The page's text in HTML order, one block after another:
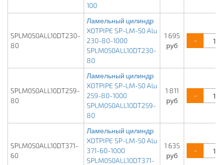
100
SPLM050ALL10DT230-
80
Ламельный цилиндр
XOTPIPE SP-LM-50 Alu
230-80-1000
SPLM050ALL10DT230-
80
1 695
руб
-
SPLM050ALL10DT259-
80
Ламельный цилиндр
XOTPIPE SP-LM-50 Alu
259-80-1000
SPLM050ALL10DT259-
80
1 811
руб
-
SPLM050ALL10DT371-
60
Ламельный цилиндр
XOTPIPE SP-LM-50 Alu
371-60-1000
SPLM050ALL10DT371-
1 635
руб
-